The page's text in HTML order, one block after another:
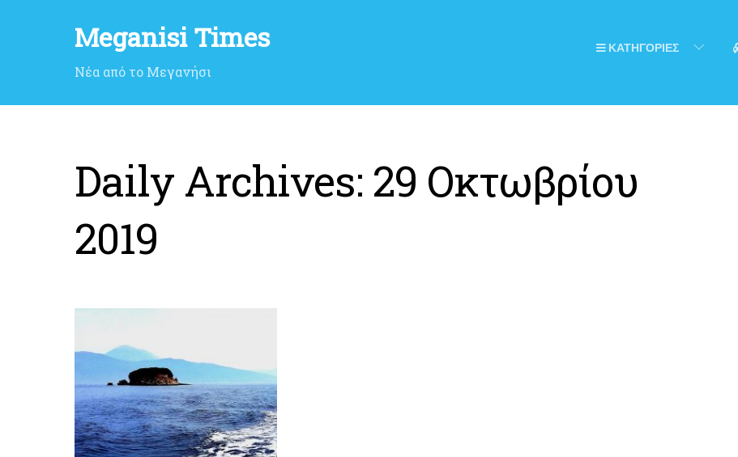
Meganisi Times
Νέα από το Μεγανήσι
ΚΑΤΗΓΟΡΙΕΣ
Daily Archives: 29 Οκτωβρίου
2019